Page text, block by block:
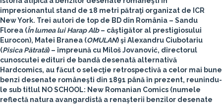
impresionantul stand de 18 metri pătraţi organizat de ICR
New York. Trei autori de top de BD din România – Sandu
Florea (În lumea lui Harap Alb– câştigător al prestigiosului
Eurocon), Matei Branea (OMULAN) şi Alexandru Ciubotariu
(Pisica Pătrată) – împreună cu Miloš Jovanović, directorul
cunoscutei edituri de bandă desenată alternativă
Hardcomics, au făcut o selecţie retrospectivă a celor mai bune
benzi desenate româneşti din 1891 până în prezent, reunindu-
le sub titlul NO SCHOOL: New Romanian Comics (numele
reflectă natura avangardistă a renaşterii benzilor desenate